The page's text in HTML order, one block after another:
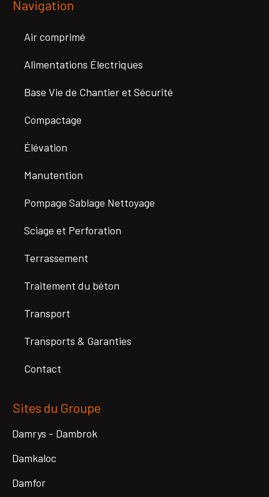
Navigation
Air comprimé
Alimentations Électriques
Base Vie de Chantier et Sécurité
Compactage
Élévation
Manutention
Pompage Sablage Nettoyage
Sciage et Perforation
Terrassement
Traitement du béton
Transport
Transports & Garanties
Contact
Sites du Groupe
Damrys - Dambrok
Damkaloc
Damfor